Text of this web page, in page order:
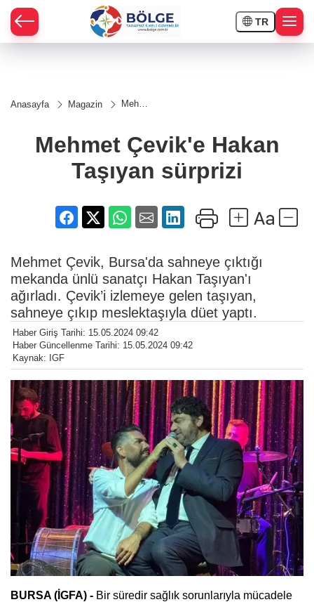
TR
Anasayfa Magazin
Mehmet
Taşıyan
sürprizi
Mehmet Çevik'e Hakan
Taşıyan sürprizi
Mehmet Çevik, Bursa'da sahneye çıktığı
mekanda ünlü sanatçı Hakan Taşıyan'ı
ağırladı. Çevik’i izlemeye gelen taşıyan,
sahneye çıkıp meslektaşıyla düet yaptı.
Haber Giriş Tarihi: 15.05.2024 09:42
Haber Güncellenme Tarihi: 15.05.2024 09:42
Kaynak: IGF
BURSA (İGFA) - Bir süredir sağlık sorunlarıyla mücadele